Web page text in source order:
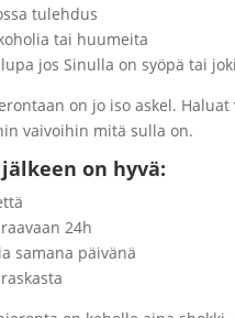
tulehdus
tai huumeita
jos Sinulla on syöpä tai
on jo iso askel.
vaivoihin mitä sulla on.
on hyvä:
24h
samana päivänä